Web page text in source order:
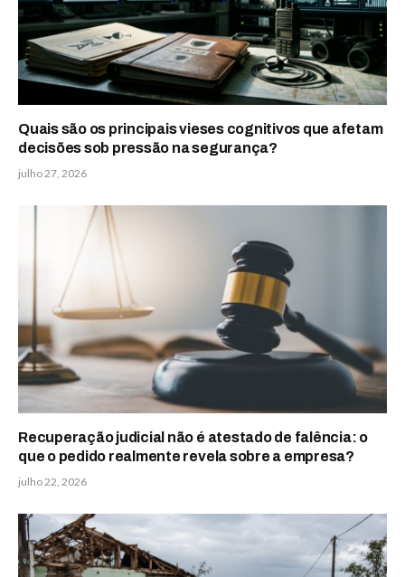
Quais são os principais vieses cognitivos que afetam
decisões sob pressão na segurança?
julho 27, 2026
Recuperação judicial não é atestado de falência: o
que o pedido realmente revela sobre a empresa?
julho 22, 2026